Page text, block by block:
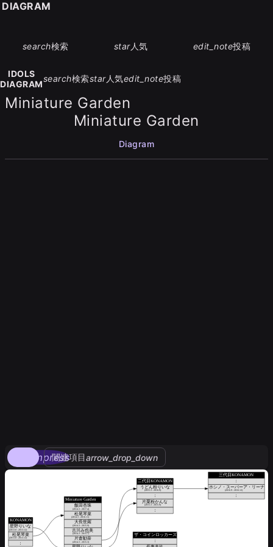
search検索 star人気 edit_note投稿
IDOLS
DIAGRAM
search検索star人気edit_note投稿
Miniature Garden
Miniature Garden
Diagram
compress
関連項目arrow_drop_down